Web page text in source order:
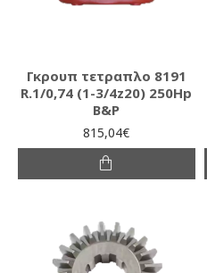
Γκρουπ τετραπλο 8191
R.1/0,74 (1-3/4z20) 250Hp
B&P
815,04€